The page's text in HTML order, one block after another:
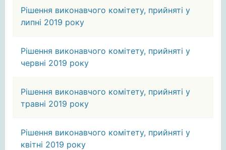
Рішення виконавчого комітету, прийняті у
липні 2019 року
Рішення виконавчого комітету, прийняті у
червні 2019 року
Рішення виконавчого комітету, прийняті у
травні 2019 року
Рішення виконавчого комітету, прийняті у
квітні 2019 року